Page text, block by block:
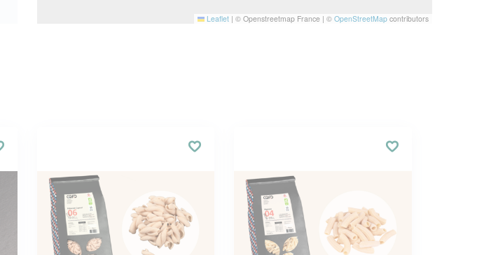
Leaflet | © Openstreetmap France | © OpenStreetMap contributors